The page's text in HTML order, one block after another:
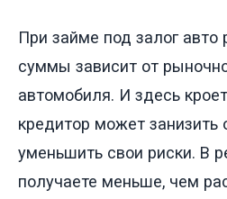
При займе под залог авто
суммы зависит от
автомобиля. И здесь
кредитор может занизить
уменьшить свои риски. В
получаете меньше, чем